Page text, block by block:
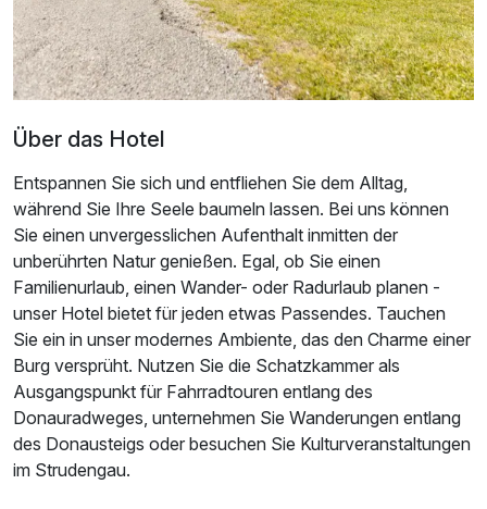
Ausstattung
Für 2 Tage p.P. ab92,00 €
Einzelzimmer
1 Erwachsenen
Über das Hotel
Entspannen Sie sich und entfliehen Sie dem Alltag,
während Sie Ihre Seele baumeln lassen. Bei uns können
Sie einen unvergesslichen Aufenthalt inmitten der
unberührten Natur genießen. Egal, ob Sie einen
Familienurlaub, einen Wander- oder Radurlaub planen -
unser Hotel bietet für jeden etwas Passendes. Tauchen
Sie ein in unser modernes Ambiente, das den Charme einer
Burg versprüht. Nutzen Sie die Schatzkammer als
Ausgangspunkt für Fahrradtouren entlang des
Donauradweges, unternehmen Sie Wanderungen entlang
des Donausteigs oder besuchen Sie Kulturveranstaltungen
im Strudengau.